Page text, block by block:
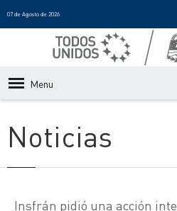
07 de Agosto de 2026
Menu
Noticias
Insfrán pidió una acción